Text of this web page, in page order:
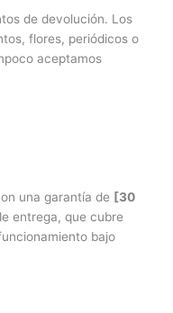
de devolución. Los
flores, periódicos o
aceptamos
una garantía de [30
entrega, que cubre
bajo